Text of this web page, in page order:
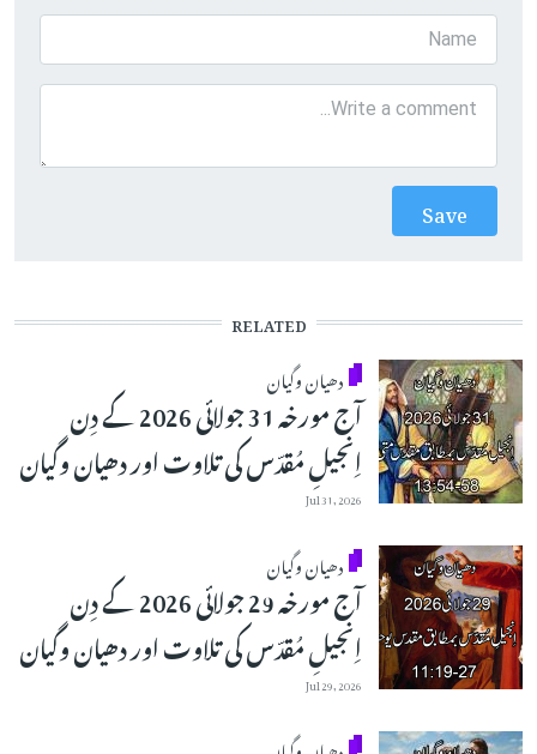
RELATED
دھیان وگیان
آج مورخہ 31 جولائی 2026 کے دِن
اِنجیلِ مُقدّس کی تلاوت اور دھیان وگیان
Jul 31, 2026
دھیان وگیان
آج مورخہ 29 جولائی 2026 کے دِن
اِنجیلِ مُقدّس کی تلاوت اور دھیان وگیان
Jul 29, 2026